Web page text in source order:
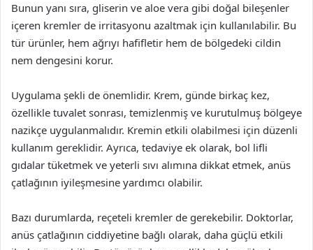
Bunun yanı sıra, gliserin ve aloe vera gibi doğal bileşenler
içeren kremler de irritasyonu azaltmak için kullanılabilir. Bu
tür ürünler, hem ağrıyı hafifletir hem de bölgedeki cildin
nem dengesini korur.
Uygulama şekli de önemlidir. Krem, günde birkaç kez,
özellikle tuvalet sonrası, temizlenmiş ve kurutulmuş bölgeye
nazikçe uygulanmalıdır. Kremin etkili olabilmesi için düzenli
kullanım gereklidir. Ayrıca, tedaviye ek olarak, bol lifli
gıdalar tüketmek ve yeterli sıvı alımına dikkat etmek, anüs
çatlağının iyileşmesine yardımcı olabilir.
Bazı durumlarda, reçeteli kremler de gerekebilir. Doktorlar,
anüs çatlağının ciddiyetine bağlı olarak, daha güçlü etkili